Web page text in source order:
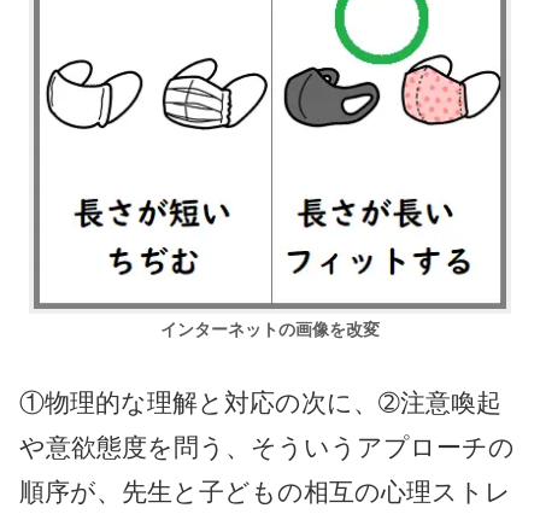
インターネットの画像を改変
①物理的な理解と対応の次に、➁注意喚起
や意欲態度を問う、そういうアプローチの
順序が、先生と子どもの相互の心理ストレ